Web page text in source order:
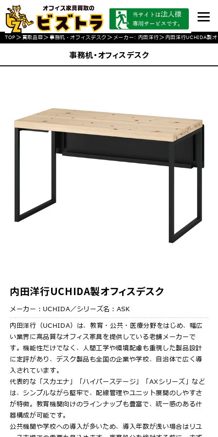
TOP > 買取品目 > 事務机・オフィスデスク > メーカー: 内田洋行> 内田洋行UCHIDA製
事務机・オフィスデスク
内田洋行UCHIDA製オフィスデスク
メーカー：UCHIDA／シリーズ名：ASK
内田洋行（UCHIDA）は、教育・公共・医療分野をはじめ、幅広
い業界に高品質なオフィス家具を提供している老舗メーカーで
す。機能性だけでなく、人間工学や環境配慮も重視した製品設計
に定評があり、デスク製品も全国の企業や学校、自治体で広く導
入されています。
代表的な「スカエナ」「ハイパーステージ」「AXシリーズ」など
は、シンプルながら堅牢で、配線管理やユニット展開のしやすさ
が特徴。教育機関向けのラインナップも豊富で、統一感のある什
器構成が可能です。
公共機関や学校への導入が多いため、導入年数が浅い場合はリユ